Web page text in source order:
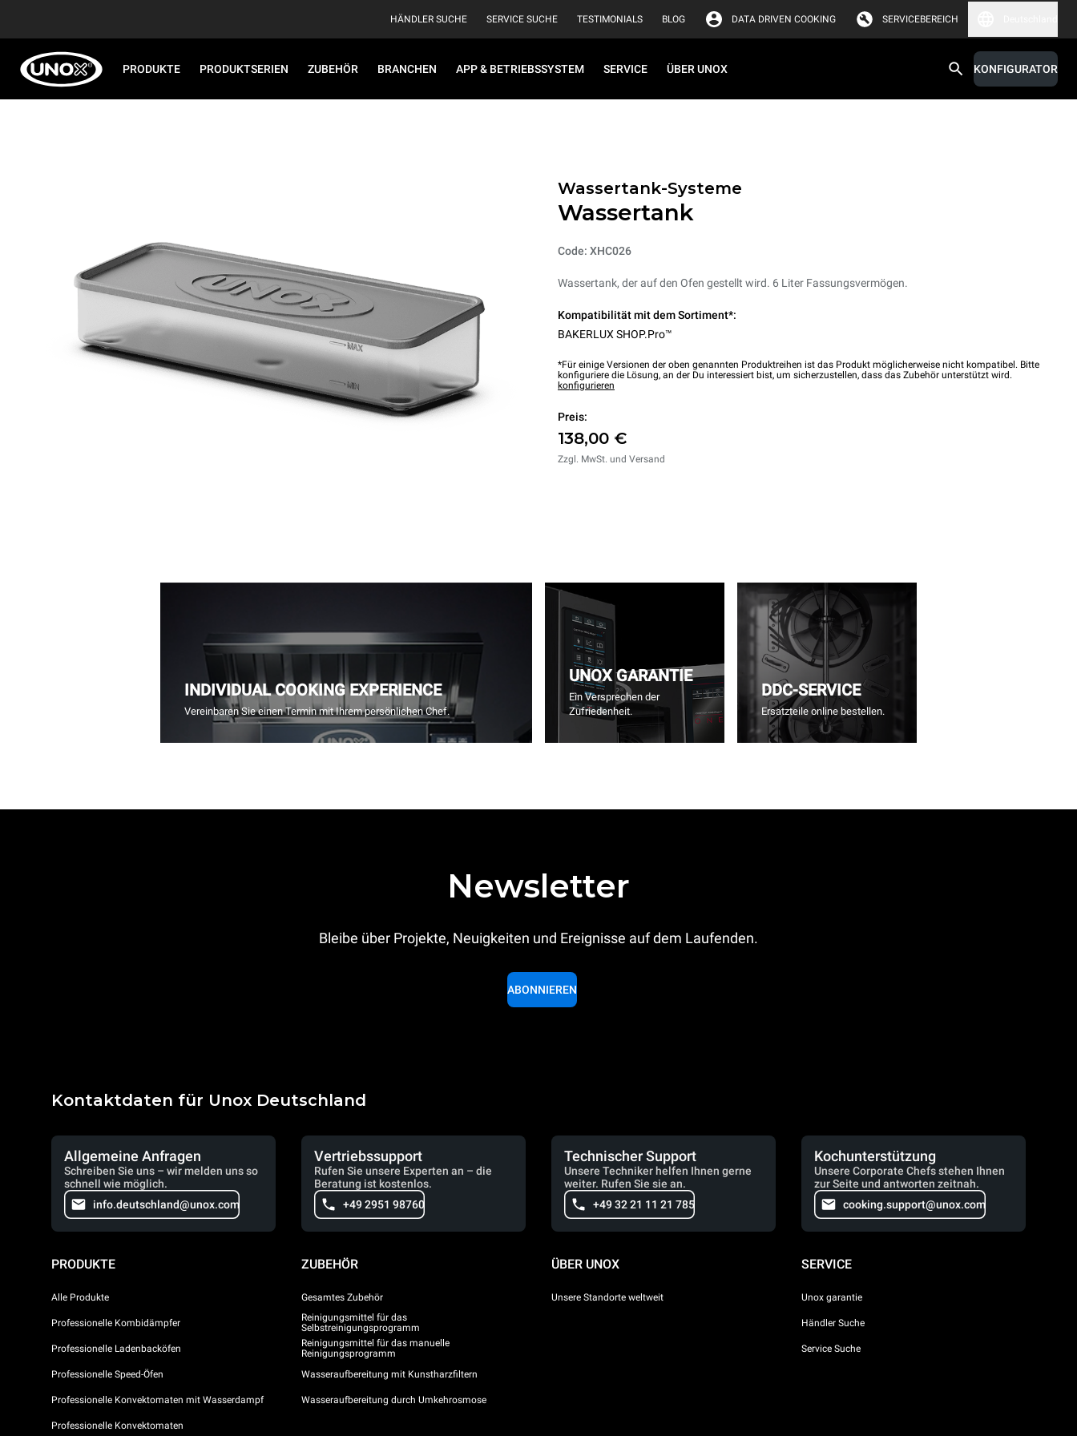
HÄNDLER SUCHE SERVICE SUCHE TESTIMONIALS BLOG DATA DRIVEN COOKING SERVICEBEREICH
PRODUKTE PRODUKTSERIEN ZUBEHÖR BRANCHEN APP & BETRIEBSSYSTEM SERVICE ÜBER UNOX KONFIGURATOR
Wassertank-Systeme
Wassertank
Code: XHC026
Wassertank, der auf den Ofen gestellt wird. 6 Liter Fassungsvermögen.
Kompatibilität mit dem Sortiment*:
BAKERLUX SHOP.Pro™
*Für einige Versionen der oben genannten Produktreihen ist das Produkt möglicherweise nicht kompatibel. Bitte
konfiguriere die Lösung, an der Du interessiert bist, um sicherzustellen, dass das Zubehör unterstützt wird.
konfigurieren
Preis:
138,00 €
Zzgl. MwSt. und Versand
INDIVIDUAL COOKING EXPERIENCE
Vereinbaren Sie einen Termin mit Ihrem persönlichen Chef.
UNOX GARANTIE
Ein Versprechen der
Zufriedenheit.
DDC-SERVICE
Ersatzteile online bestellen.
Newsletter
Bleibe über Projekte, Neuigkeiten und Ereignisse auf dem Laufenden.
ABONNIEREN
Kontaktdaten für Unox Deutschland
Allgemeine Anfragen
Schreiben Sie uns – wir melden uns so
schnell wie möglich.
info.deutschland@unox.com
Vertriebssupport
Rufen Sie unsere Experten an – die
Beratung ist kostenlos.
+49 2951 98760
Technischer Support
Unsere Techniker helfen Ihnen gerne
weiter. Rufen Sie sie an.
+49 32 21 11 21 785
Kochunterstützung
Unsere Corporate Chefs stehen Ihnen
zur Seite und antworten zeitnah.
cooking.support@unox.com
PRODUKTE
Alle Produkte
Professionelle Kombidämpfer
Professionelle Ladenbacköfen
Professionelle Speed-Öfen
Professionelle Konvektomaten mit Wasserdampf
Professionelle Konvektomaten
ZUBEHÖR
Gesamtes Zubehör
Reinigungsmittel für das
Selbstreinigungsprogramm
Reinigungsmittel für das manuelle
Reinigungsprogramm
Wasseraufbereitung mit Kunstharzfiltern
Wasseraufbereitung durch Umkehrosmose
ÜBER UNOX
Unsere Standorte weltweit
SERVICE
Unox garantie
Händler Suche
Service Suche